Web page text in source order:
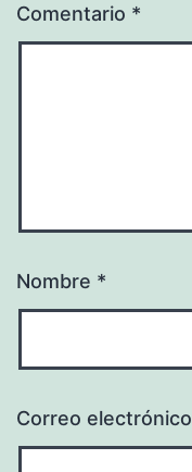
Comentario *
Nombre *
Correo electrónico